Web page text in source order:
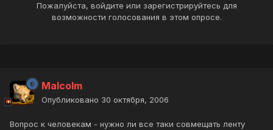
Пожалуйста, войдите или зарегистрируйтесь для
возможности голосования в этом опросе.
Malcolm
Опубликовано 30 октября, 2006
Вопрос к человекам - нужно ли все таки совмещать ленту